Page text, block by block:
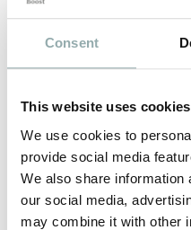
Consent
This website uses cookies
We use cookies to
provide social media
We also share information
our social media,
may combine it with other